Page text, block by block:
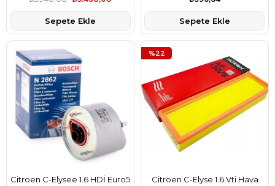
Sepete Ekle Sepete Ekle
Citroen C-Elysee 1.6 HDİ Euro5
Citroen C-Elyse 1.6 Vti Hava
%22